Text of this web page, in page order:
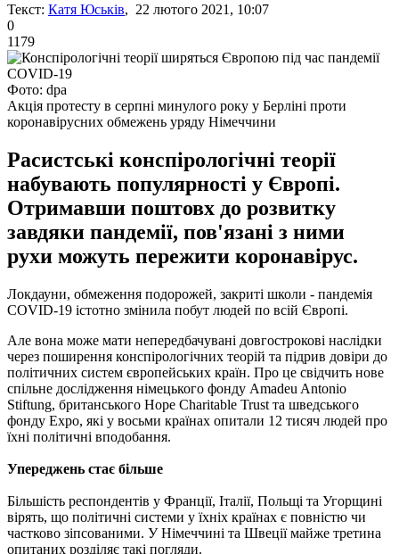
Текст: Катя Юськів, 22 лютого 2021, 10:07
0
1179
Фото: dpa
Акція протесту в серпні минулого року у Берліні проти
коронавірусних обмежень уряду Німеччини
Расистські конспірологічні теорії
набувають популярності у Європі.
Отримавши поштовх до розвитку
завдяки пандемії, пов'язані з ними
рухи можуть пережити коронавірус.
Локдауни, обмеження подорожей, закриті школи - пандемія
COVID-19 істотно змінила побут людей по всій Європі.
Але вона може мати непередбачувані довгострокові наслідки
через поширення конспірологічних теорій та підрив довіри до
політичних систем європейських країн. Про це свідчить нове
спільне дослідження німецького фонду Amadeu Antonio
Stiftung, британського Hope Charitable Trust та шведського
фонду Expo, які у восьми країнах опитали 12 тисяч людей про
їхні політичні вподобання.
Упереджень стає більше
Більшість респондентів у Франції, Італії, Польщі та Угорщині
вірять, що політичні системи у їхніх країнах є повністю чи
частково зіпсованими. У Німеччині та Швеції майже третина
опитаних розділяє такі погляди.